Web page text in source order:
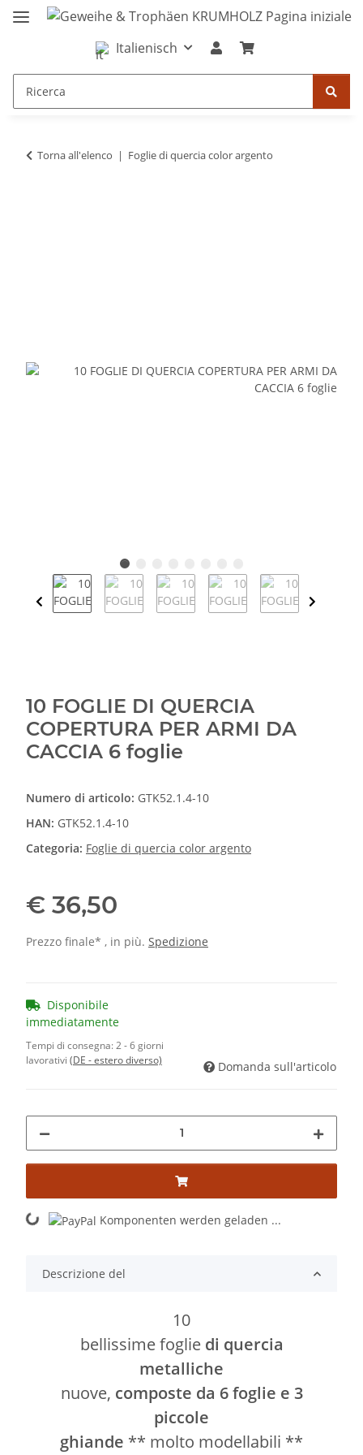
Italienisch
Torna all'elenco Foglie di quercia color argento
10 FOGLIE DI QUERCIA
COPERTURA PER ARMI DA
CACCIA 6 foglie
Numero di articolo: GTK52.1.4-10
HAN: GTK52.1.4-10
Categoria: Foglie di quercia color argento
€ 36,50
Prezzo finale* , in più. Spedizione
Disponibile
immediatamente
Tempi di consegna:2 - 6 giorni
lavorativi (DE - estero diverso) Domanda sull'articolo
Loading... Komponenten werden geladen ...
Descrizione del
10
bellissime foglie di quercia
metalliche
nuove, composte da 6 foglie e 3
piccole
ghiande ** molto modellabili **